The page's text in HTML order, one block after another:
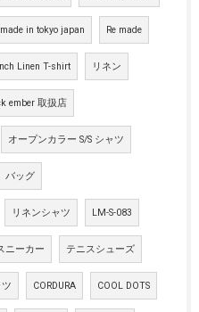
made in tokyo japan Re made
Linen T-shirt リネン
ember 取扱店
オープンカラー S/S シャツ
バッグ
リネンシャツ LM-S-083
ニーカー テニスシューズ
CORDURA COOL DOTS